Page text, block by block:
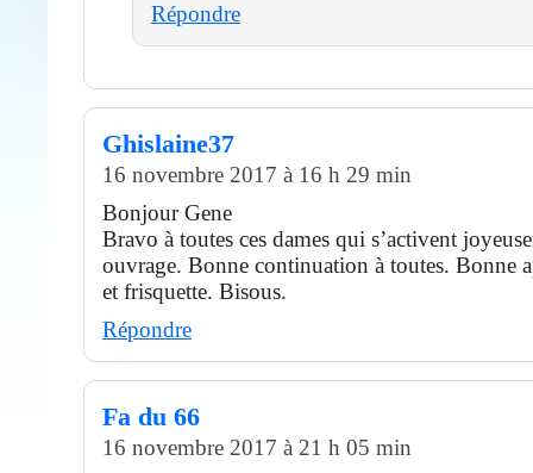
Répondre
Ghislaine37
16 novembre 2017 à 16 h 29 min
Bonjour Gene
Bravo à toutes ces dames qui s’activent
ouvrage. Bonne continuation à toutes. Bonne
et frisquette. Bisous.
Répondre
Fa du 66
16 novembre 2017 à 21 h 05 min